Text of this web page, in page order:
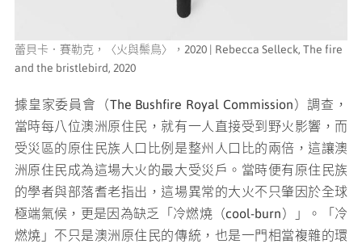
蕾貝卡．賽勒克，〈火與鬃鳥〉，2020 | Rebecca Selleck, The fire
and the bristlebird, 2020
據皇家委員會（The Bushfire Royal Commission）調查，
當時每八位澳洲原住民，就有一人直接受到野火影響，而
受災區的原住民族人口比例是整州人口比的兩倍，這讓澳
洲原住民成為這場大火的最大受災戶。當時便有原住民族
的學者與部落耆老指出，這場異常的大火不只肇因於全球
極端氣候，更是因為缺乏「冷燃燒（cool-burn）」。「冷
燃燒」不只是澳洲原住民的傳統，也是一門相當複雜的環